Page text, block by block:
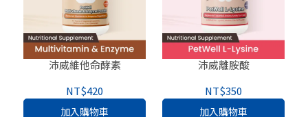
沛威維他命酵素
NT$420
加入購物車
沛威離胺酸
NT$350
加入購物車